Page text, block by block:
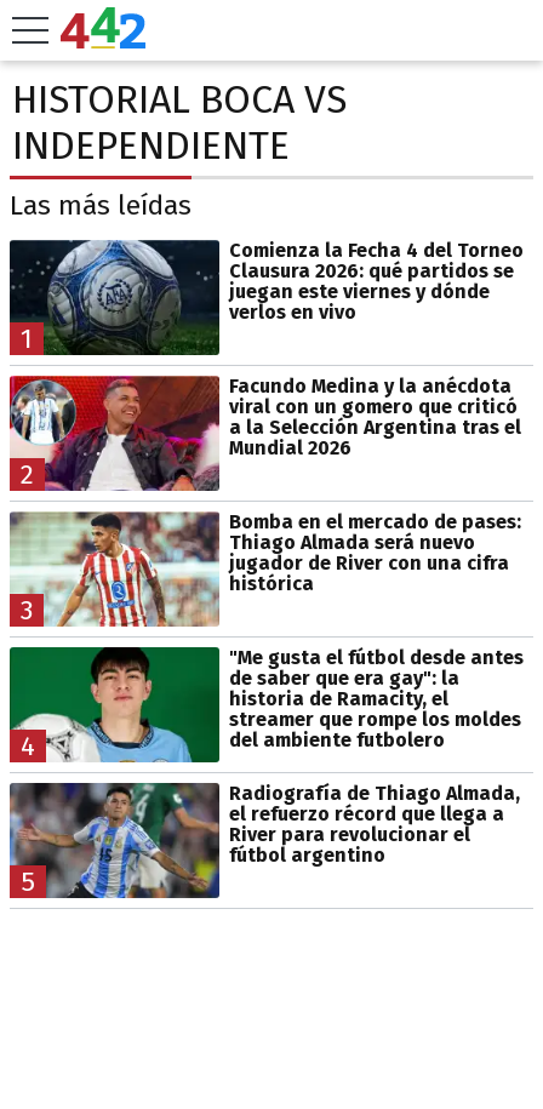
HISTORIAL BOCA VS
INDEPENDIENTE
Las más leídas
1
Comienza la Fecha 4 del Torneo
Clausura 2026: qué partidos se
juegan este viernes y dónde
verlos en vivo
2
Facundo Medina y la anécdota
viral con un gomero que criticó
a la Selección Argentina tras el
Mundial 2026
3
Bomba en el mercado de pases:
Thiago Almada será nuevo
jugador de River con una cifra
histórica
4
"Me gusta el fútbol desde antes
de saber que era gay": la
historia de Ramacity, el
streamer que rompe los moldes
del ambiente futbolero
5
Radiografía de Thiago Almada,
el refuerzo récord que llega a
River para revolucionar el
fútbol argentino